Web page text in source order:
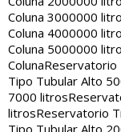
Coluna 3000000
Coluna 4000000
Coluna 5000000
ColunaReservatorio
Tipo Tubular Alto
7000 litros
litrosReservatorio